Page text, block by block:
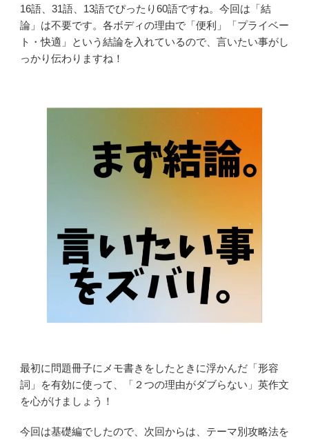
16語、31語、13語でぴったり60語ですね。今回は「結
論」は不要です。各ボディの理由で「便利」「プライベー
ト・快適」という結論を入れているので、言いたい事がし
っかり伝わりますね！
最初に問題冊子にメモ書きをしたときに浮かんだ「形容
詞」を有効に使って、「２つの理由がダブらない」英作文
を心がけましょう！
今回は基礎編でしたので、次回からは、テーマ別攻略法を